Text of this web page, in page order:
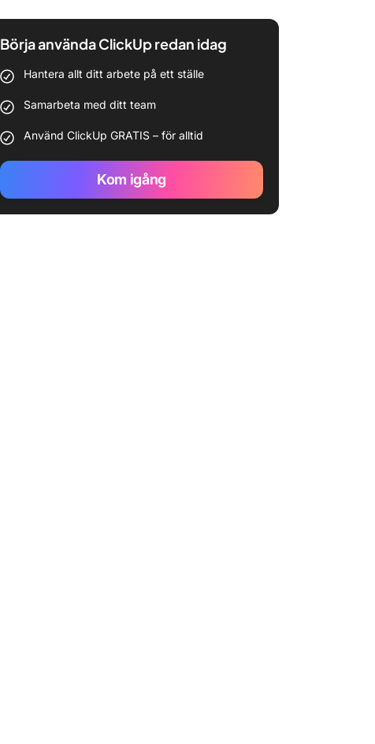
Börja använda ClickUp redan idag
Hantera allt ditt arbete på ett ställe
Samarbeta med ditt team
Använd ClickUp GRATIS – för alltid
Kom igång